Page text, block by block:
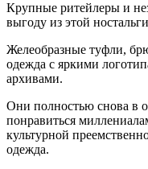
Крупные ритейлеры и
выгоду из этой
Желеобразные туфли,
одежда с яркими
архивами.
Они полностью снова в
понравиться
культурной
одежда.